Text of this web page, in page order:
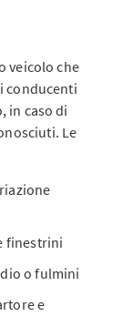
veicolo che
conducenti
in caso di
Le
finestrini
o fulmini
e